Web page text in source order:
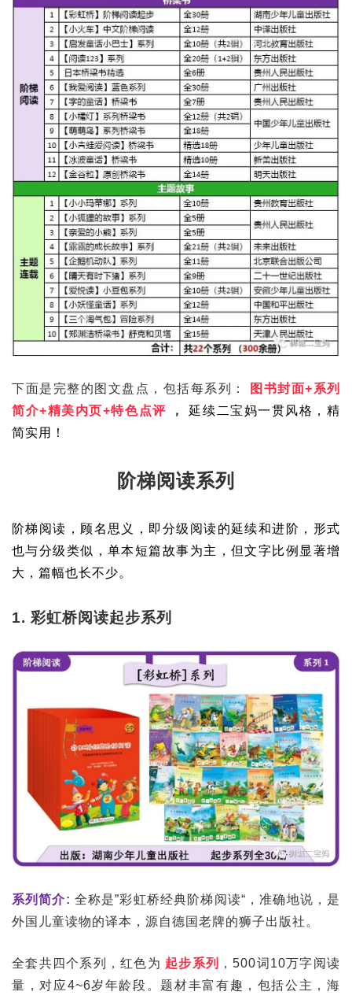
下面是完整的图文盘点，包括每系列：
图书封面+系列
简介+精美内页+特色点评
，
延续二宝妈一贯风格，精
简实用！
阶梯阅读系列
阶梯阅读，顾名思义，即分级阅读的延续和进阶，形式
也与分级类似，单本短篇故事为主，但文字比例显著增
大，篇幅也长不少。
1. 彩虹桥阅读起步系列
系列简介: 全称是”彩虹桥经典阶梯阅读“，准确地说，是
外国儿童读物的译本，源自德国老牌的狮子出版社。
全套共四个系列，红色为 起步系列
，500词10万字阅读
量，对应4~6岁年龄段。题材丰富有趣，包括公主，海